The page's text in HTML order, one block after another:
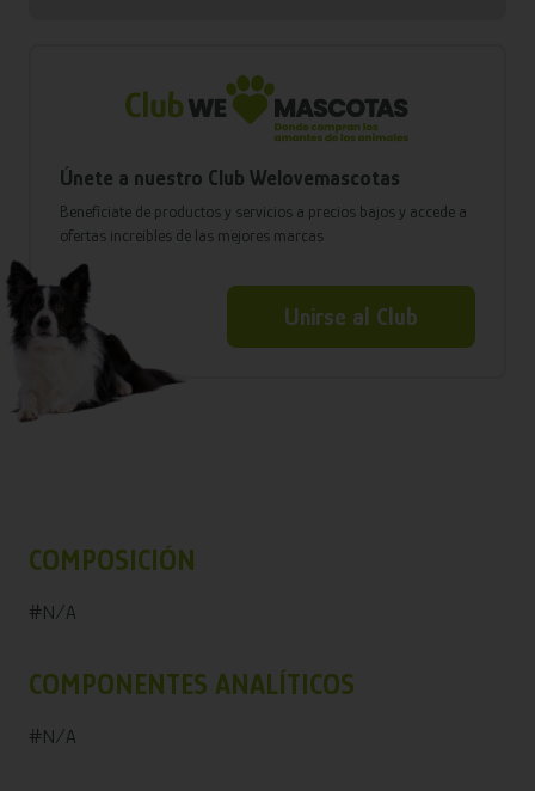
Únete a nuestro Club Welovemascotas
Benefíciate de productos y servicios a precios bajos y accede a
ofertas increíbles de las mejores marcas
Unirse al Club
COMPOSICIÓN
#N/A
COMPONENTES ANALÍTICOS
#N/A